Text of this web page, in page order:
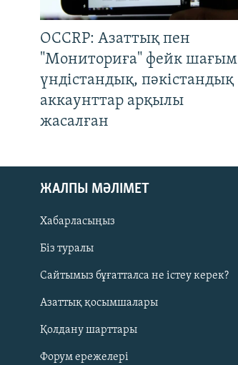
Русский
ЖАЗЫЛЫҢЫЗ
OCCRP: Азаттық пен
"Мониториға" фейк шағым
үндістандық, пәкістандық
аккаунттар арқылы
жасалған
ЖАЛПЫ МӘЛІМЕТ
Хабарласыңыз
Біз туралы
Сайтымыз бұғатталса не істеу керек?
Азаттық қосымшалары
Қолдану шарттары
Форум ережелері